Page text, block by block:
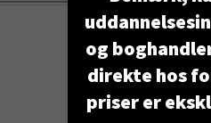
og
direkte hos
priser er